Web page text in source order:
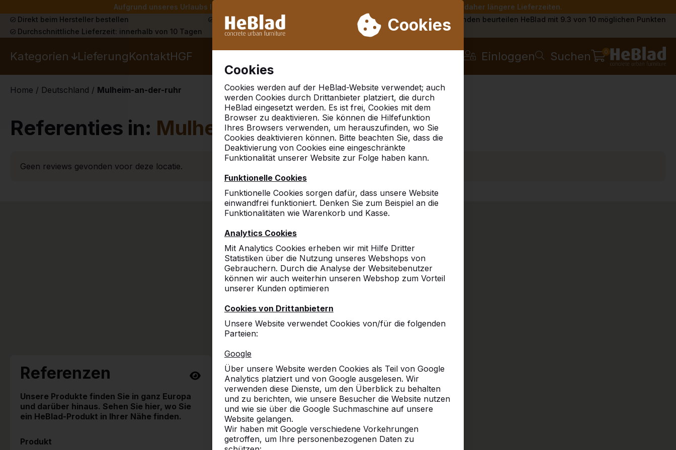
Aufgrund unseres Urlaubs liefern wir von Woche 31 bis Woche 33 nicht. Bitte berücksichtigen Sie daher längere Lieferzeiten.
Cookies
Cookies
Cookies werden auf der HeBlad-Website verwendet; auch
werden Cookies durch Drittanbieter platziert, die durch
HeBlad eingesetzt werden. Es ist frei, Cookies mit dem
Browser zu deaktivieren. Sie können die Hilfefunktion
Ihres Browsers verwenden, um herauszufinden, wo Sie
Cookies deaktivieren können. Bitte beachten Sie, dass die
Deaktivierung von Cookies eine eingeschränkte
Funktionalität unserer Website zur Folge haben kann.
Funktionelle Cookies
Funktionelle Cookies sorgen dafür, dass unsere Website
einwandfrei funktioniert. Denken Sie zum Beispiel an die
Funktionalitäten wie Warenkorb und Kasse.
Analytics Cookies
Mit Analytics Cookies erheben wir mit Hilfe Dritter
Statistiken über die Nutzung unseres Webshops von
Gebrauchern. Durch die Analyse der Websitebenutzer
können wir auch weiterhin unseren Webshop zum Vorteil
unserer Kunden optimieren
Cookies von Drittanbietern
Unsere Website verwendet Cookies von/für die folgenden
Parteien:
Google
Über unsere Website werden Cookies als Teil von Google
Analytics platziert und von Google ausgelesen. Wir
verwenden diese Dienste, um den Überblick zu behalten
und zu berichten, wie unsere Besucher die Website nutzen
und wie sie über die Google Suchmaschine auf unsere
Website gelangen.
Wir haben mit Google verschiedene Vorkehrungen
getroffen, um Ihre personenbezogenen Daten zu
Direkt beim Hersteller bestellen Schon mehr als 30.000 Produkten verkauft
Kunden beurteilen HeBlad mit 9.3 von 10 möglichen Punkten
Durchschnittliche Lieferzeit: innerhalb von 10 Tagen
Kategorien LieferungKontaktHGF Einloggen Suchen 0
Home / Deutschland / Mulheim-an-der-ruhr
Referenties in: Mulheim an der ruhr
Geen reviews gevonden voor deze locatie.
Referenzen
Unsere Produkte finden Sie in ganz Europa
und darüber hinaus. Sehen Sie hier, wo Sie
ein HeBlad-Produkt in Ihrer Nähe finden.
Produkt